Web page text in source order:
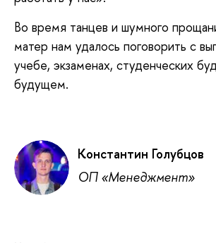
Во время танцев и шумного
матер нам удалось поговорить с
учебе, экзаменах, студенческих
будущем.
Константин Голубцов
ОП «Менеджмент»